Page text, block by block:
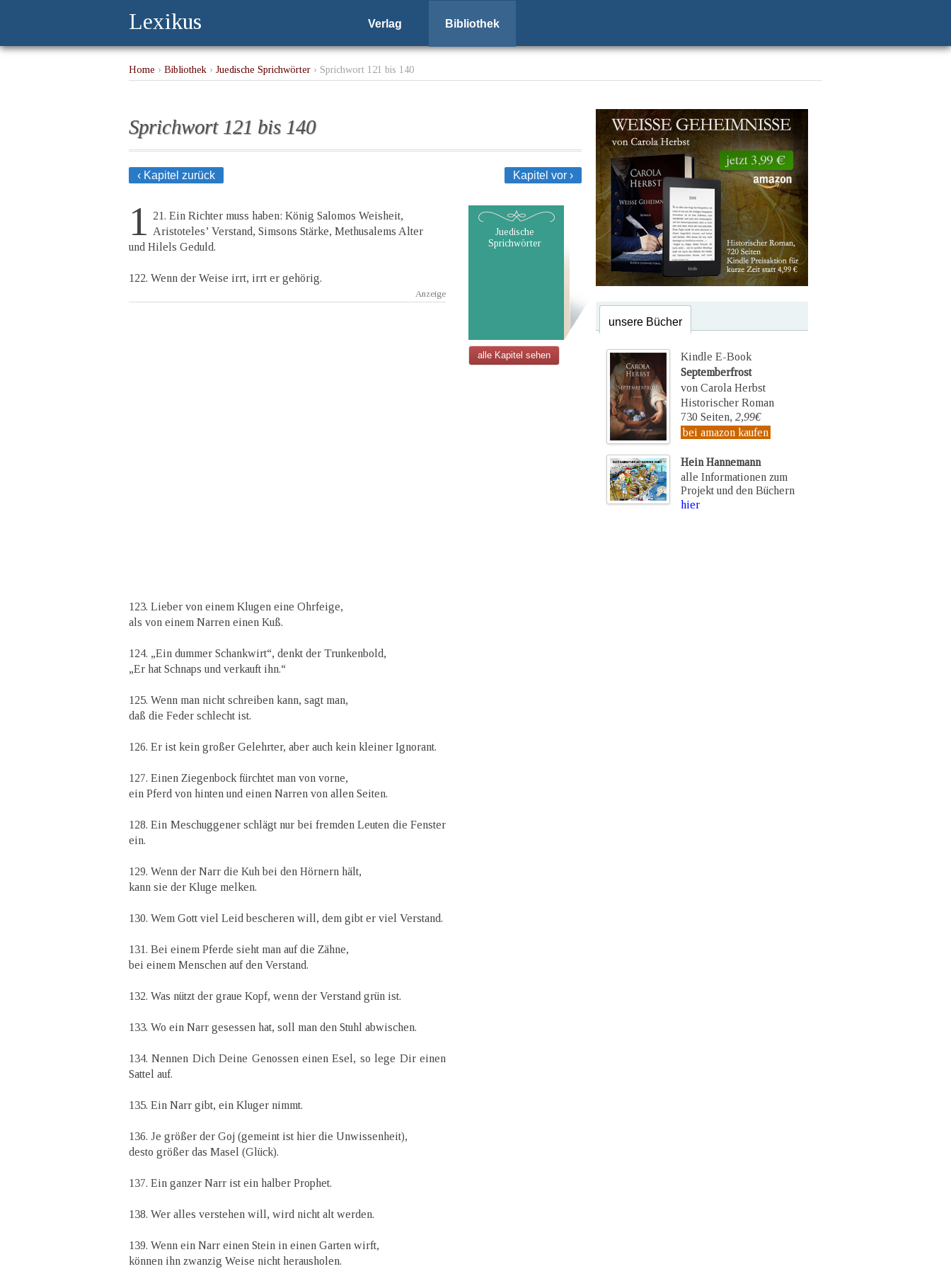
Lexikus Verlag Bibliothek
Home › Bibliothek › Juedische Sprichwörter › Sprichwort 121 bis 140
Sprichwort 121 bis 140
‹ Kapitel zurück Kapitel vor ›
1 21. Ein Richter muss haben: König Salomos Weisheit,
Aristoteles’ Verstand, Simsons Stärke, Methusalems Alter
und Hilels Geduld.
122. Wenn der Weise irrt, irrt er gehörig.
123. Lieber von einem Klugen eine Ohrfeige,
als von einem Narren einen Kuß.
124. „Ein dummer Schankwirt“, denkt der Trunkenbold,
„Er hat Schnaps und verkauft ihn.“
125. Wenn man nicht schreiben kann, sagt man,
daß die Feder schlecht ist.
126. Er ist kein großer Gelehrter, aber auch kein kleiner Ignorant.
127. Einen Ziegenbock fürchtet man von vorne,
ein Pferd von hinten und einen Narren von allen Seiten.
128. Ein Meschuggener schlägt nur bei fremden Leuten die Fenster
ein.
129. Wenn der Narr die Kuh bei den Hörnern hält,
kann sie der Kluge melken.
130. Wem Gott viel Leid bescheren will, dem gibt er viel Verstand.
131. Bei einem Pferde sieht man auf die Zähne,
bei einem Menschen auf den Verstand.
132. Was nützt der graue Kopf, wenn der Verstand grün ist.
133. Wo ein Narr gesessen hat, soll man den Stuhl abwischen.
134. Nennen Dich Deine Genossen einen Esel, so lege Dir einen
Sattel auf.
135. Ein Narr gibt, ein Kluger nimmt.
136. Je größer der Goj (gemeint ist hier die Unwissenheit),
desto größer das Masel (Glück).
137. Ein ganzer Narr ist ein halber Prophet.
138. Wer alles verstehen will, wird nicht alt werden.
139. Wenn ein Narr einen Stein in einen Garten wirft,
können ihn zwanzig Weise nicht herausholen.
Juedische
Sprichwörter
alle Kapitel sehen
unsere Bücher
Kindle E-Book
Septemberfrost
von Carola Herbst
Historischer Roman
730 Seiten, 2,99€
bei amazon kaufen
Hein Hannemann
alle Informationen zum
Projekt und den Büchern
hier